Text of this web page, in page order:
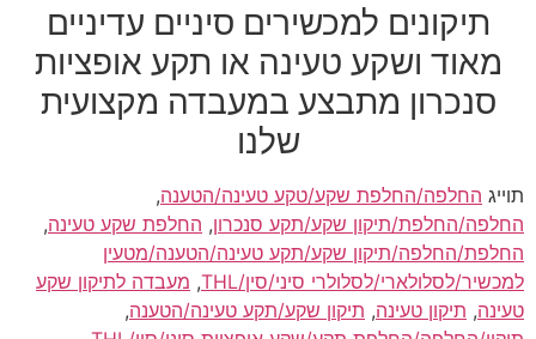
תיקונים למכשירים סיניים עדיניים
מאוד ושקע טעינה או תקע אופציות
סנכרון מתבצע במעבדה מקצועית
שלנו
תוייג החלפה/החלפת שקע/טקע טעינה/הטענה,
החלפה/החלפת/תיקון שקע/תקע סנכרון, החלפת שקע טעינה,
החלפת/החלפה/תיקון שקע/תקע טעינה/הטענה/מטעין
למכשיר/לסלולארי/לסלולרי סיני/סין/THL
, מעבדה לתיקון שקע
טעינה, תיקון טעינה, תיקון שקע/תקע טעינה/הטענה,